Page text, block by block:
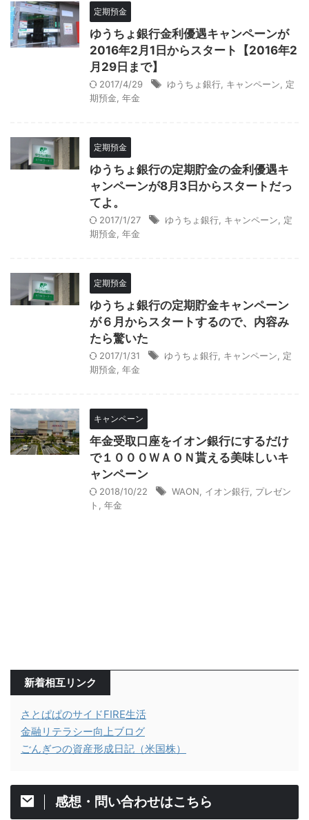
定期預金
ゆうちょ銀行金利優遇キャンペーンが
2016年2月1日からスタート【2016年2
月29日まで】
2017/4/29 ゆうちょ銀行 キャンペーン
定
期預金 年金
定期預金
ゆうちょ銀行の定期貯金の金利優遇キ
ャンペーンが8月3日からスタートだっ
てよ。
2017/1/27 ゆうちょ銀行 キャンペーン
定
期預金 年金
定期預金
ゆうちょ銀行の定期貯金キャンペーン
が６月からスタートするので、内容み
たら驚いた
2017/1/31 ゆうちょ銀行 キャンペーン
定
期預金 年金
キャンペーン
年金受取口座をイオン銀行にするだけ
で１０００ＷＡＯＮ貰える美味しいキ
ャンペーン
2018/10/22 WAON イオン銀行 プレゼン
ト
年金
新着相互リンク
さとぱぱのサイドFIRE生活
金融リテラシー向上ブログ
ごんぎつの資産形成日記（米国株）
感想・問い合わせはこちら